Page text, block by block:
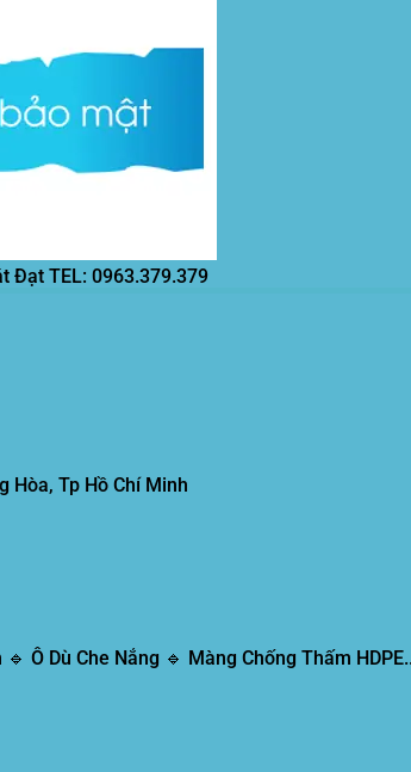
Đạt TEL: 0963.379.379
Hòa, Tp Hồ Chí Minh
Ô Dù Che Nắng 🔹 Màng Chống Thấm